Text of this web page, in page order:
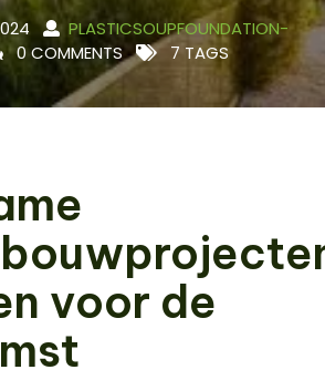
PLASTICSOUPFOUNDATION-
0 COMMENTS 7 TAGS
voor de